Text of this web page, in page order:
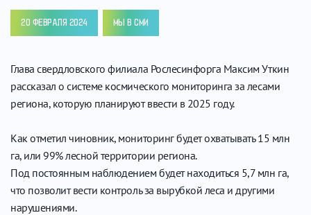
20 ФЕВРАЛЯ 2024 МЫ В СМИ
Глава свердловского филиала Рослесинфорга Максим Уткин
рассказал о системе космического мониторинга за лесами
региона, которую планируют ввести в 2025 году.
Как отметил чиновник, мониторинг будет охватывать 15 млн
га, или 99% лесной территории региона.
Под постоянным наблюдением будет находиться 5,7 млн га,
что позволит вести контроль за вырубкой леса и другими
нарушениями.